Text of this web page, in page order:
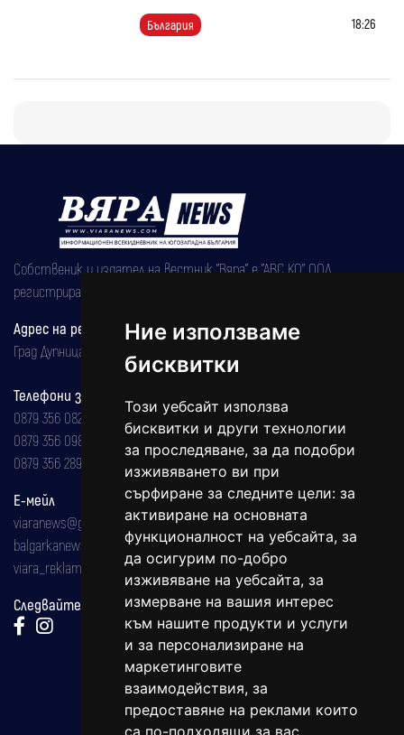
Ние използваме
бисквитки
Този уебсайт използва
бисквитки и други технологии
за проследяване, за да подобри
изживяването ви при
сърфиране за следните цели: за
активиране на основната
функционалност на уебсайта, за
да осигурим по-добро
изживяване на уебсайта, за
измерване на вашия интерес
към нашите продукти и услуги
и за персонализиране на
маркетинговите
взаимодействия, за
предоставяне на реклами които
са по-подходящи за вас
България 18:26
Собственик и издател на вестник "Вяра" е "АВС КО" ООД,
регистрирана на 08.05.2002 година.
Адрес на редакцията
Град Дупница, ул.''Христо Ботев" 43
Телефони за реклама и абонаменти
0879 356 082
0879 356 098
0879 356 289
Е-мейл
viaranews@gmail.com
balgarkanews@gmail.com
viara_reklama@mail.bg
Следвайте ни: